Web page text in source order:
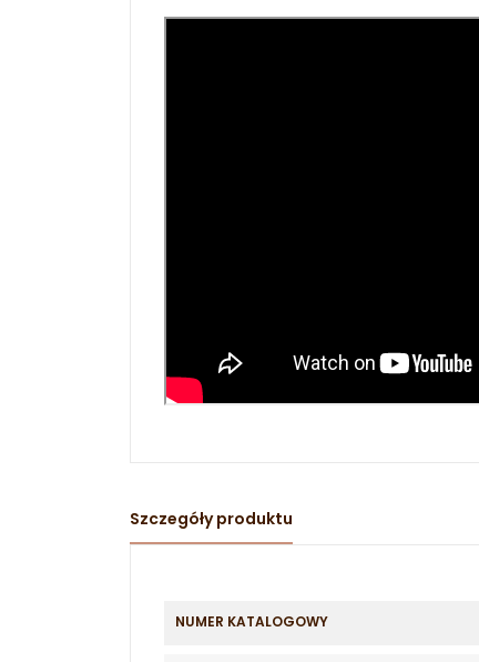
Szczegóły produktu
NUMER KATALOGOWY